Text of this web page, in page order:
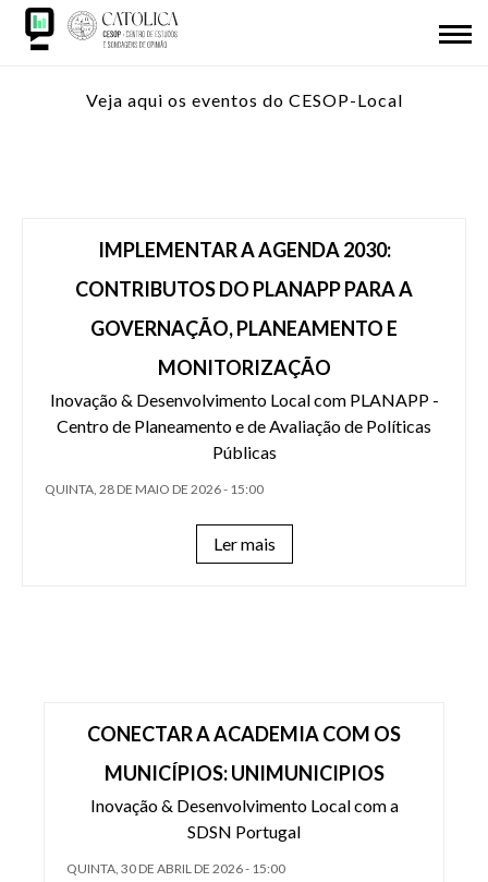
Passar
para
REDE CESOP-LOCAL
APRESENTAÇÕES
ODS 2030
ADERIR
PT
Veja aqui os eventos do CESOP-Local
IMPLEMENTAR A AGENDA 2030:
CONTRIBUTOS DO PLANAPP PARA A
GOVERNAÇÃO, PLANEAMENTO E
MONITORIZAÇÃO
Inovação & Desenvolvimento Local com PLANAPP -
Centro de Planeamento e de Avaliação de Políticas
Públicas
QUINTA, 28 DE MAIO DE 2026 - 15:00
Ler mais
CONECTAR A ACADEMIA COM OS
MUNICÍPIOS: UNIMUNICIPIOS
Inovação & Desenvolvimento Local com a
SDSN Portugal
QUINTA, 30 DE ABRIL DE 2026 - 15:00